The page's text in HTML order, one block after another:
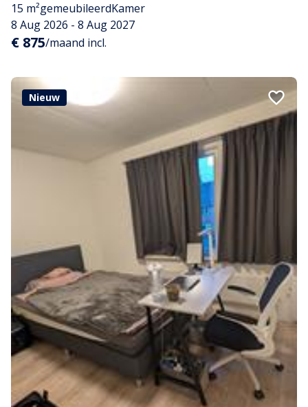
15 m²gemeubileerdKamer
8 Aug 2026 - 8 Aug 2027
€ 875/maand incl.
Nieuw